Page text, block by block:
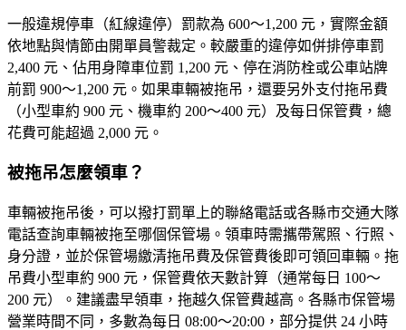
一般違規停車（紅線違停）罰款為 600～1,200 元 ，實際金額
依地點與情節由開單員警裁定。較嚴重的違停如併排停車罰
2,400 元、佔用身障車位罰 1,200 元、停在消防栓或公車站牌
前罰 900～1,200 元。如果車輛被拖吊，還要另外支付拖吊費
（小型車約 900 元、機車約 200～400 元）及每日保管費，總
花費可能超過 2,000 元。
被拖吊怎麼領車？
車輛被拖吊後，可以撥打罰單上的聯絡電話或各縣市交通大隊
電話查詢車輛被拖至哪個保管場。領車時需攜帶駕照、行照、
身分證 ，並於保管場繳清拖吊費及保管費後即可領回車輛。拖
吊費小型車約 900 元，保管費依天數計算（通常每日 100～
200 元）。建議盡早領車，拖越久保管費越高。各縣市保管場
營業時間不同，多數為每日 08:00～20:00，部分提供 24 小時